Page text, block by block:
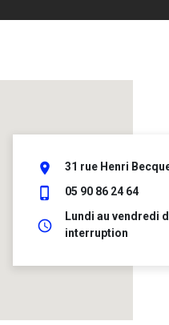
place 31 rue Henri
phone_iphone 05 90 86 24 64
schedule
Lundi au vendredi
interruption